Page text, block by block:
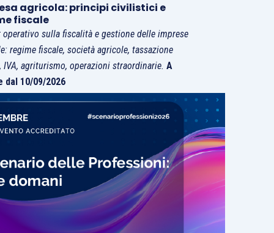
agricola: principi civilistici e
fiscale
operativo sulla fiscalità e gestione delle imprese
regime fiscale, società agricole, tassazione
IVA, agriturismo, operazioni straordinarie.A
dal 10/09/2026